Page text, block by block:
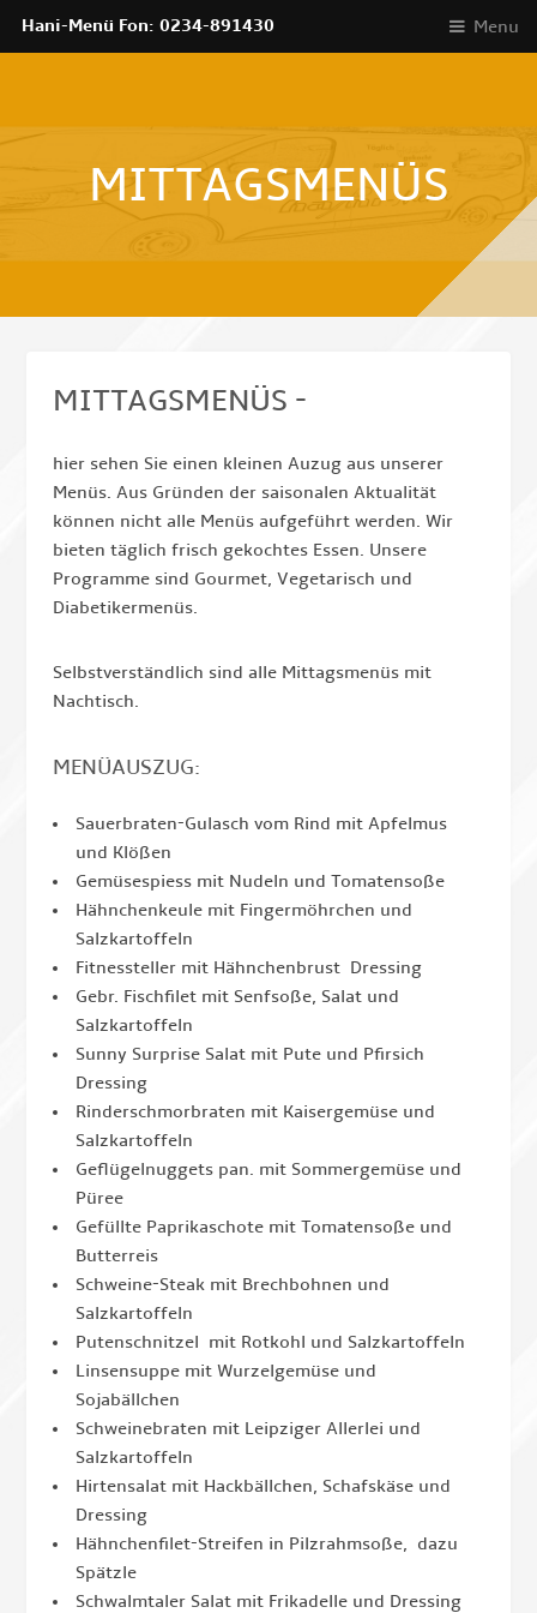
Hani-Menü Fon: 0234-891430 Menu
MITTAGSMENÜS
MITTAGSMENÜS -
hier sehen Sie einen kleinen Auzug aus unserer
Menüs. Aus Gründen der saisonalen Aktualität
können nicht alle Menüs aufgeführt werden. Wir
bieten täglich frisch gekochtes Essen. Unsere
Programme sind Gourmet, Vegetarisch und
Diabetikermenüs.
Selbstverständlich sind alle Mittagsmenüs mit
Nachtisch.
MENÜAUSZUG:
Sauerbraten-Gulasch vom Rind mit Apfelmus
und Klößen
Gemüsespiess mit Nudeln und Tomatensoße
Hähnchenkeule mit Fingermöhrchen und
Salzkartoffeln
Fitnessteller mit Hähnchenbrust Dressing
Gebr. Fischfilet mit Senfsoße, Salat und
Salzkartoffeln
Sunny Surprise Salat mit Pute und Pfirsich
Dressing
Rinderschmorbraten mit Kaisergemüse und
Salzkartoffeln
Geflügelnuggets pan. mit Sommergemüse und
Püree
Gefüllte Paprikaschote mit Tomatensoße und
Butterreis
Schweine-Steak mit Brechbohnen und
Salzkartoffeln
Putenschnitzel mit Rotkohl und Salzkartoffeln
Linsensuppe mit Wurzelgemüse und
Sojabällchen
Schweinebraten mit Leipziger Allerlei und
Salzkartoffeln
Hirtensalat mit Hackbällchen, Schafskäse und
Dressing
Hähnchenfilet-Streifen in Pilzrahmsoße, dazu
Spätzle
Schwalmtaler Salat mit Frikadelle und Dressing